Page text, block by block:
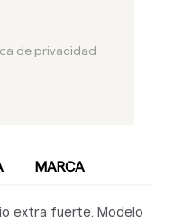
de privacidad
MARCA
extra fuerte. Modelo